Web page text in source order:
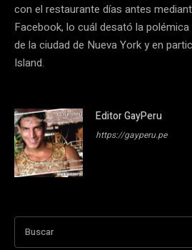
con el restaurante días antes
Facebook, lo cuál desató la
de la ciudad de Nueva York y en
Island.
Editor GayPeru
https://gayperu.pe
Buscar